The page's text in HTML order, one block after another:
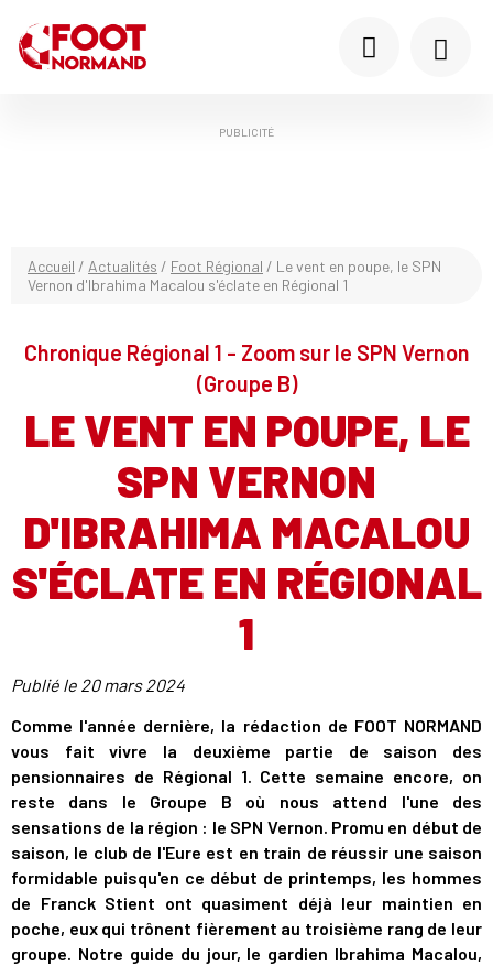
PUBLICITÉ
Accueil / Actualités / Foot Régional / Le vent en poupe, le SPN
Vernon d'Ibrahima Macalou s'éclate en Régional 1
Chronique Régional 1 - Zoom sur le SPN Vernon
(Groupe B)
LE VENT EN POUPE, LE
SPN VERNON
D'IBRAHIMA MACALOU
S'ÉCLATE EN RÉGIONAL
1
Publié le 20 mars 2024
Comme l'année dernière, la rédaction de FOOT NORMAND
vous fait vivre la deuxième partie de saison des
pensionnaires de Régional 1. Cette semaine encore, on
reste dans le Groupe B où nous attend l'une des
sensations de la région : le SPN Vernon. Promu en début de
saison, le club de l'Eure est en train de réussir une saison
formidable puisqu'en ce début de printemps, les hommes
de Franck Stient ont quasiment déjà leur maintien en
poche, eux qui trônent fièrement au troisième rang de leur
groupe. Notre guide du jour, le gardien Ibrahima Macalou,